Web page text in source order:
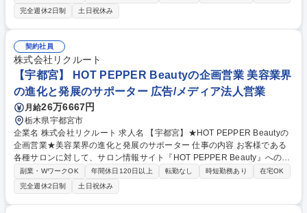
食店に対して『ホットペッパーグルメ』の活用提案を中心とした、集客や
業務・経営支援の企画提案をお任せします。市場を広げる「新規顧客開
拓」に専念する部署への配属を予定しています。 ■変更の範囲：顧客接点
職の業務一切 募集職種 ★8/26(水)1day選考会＠オンライン/HOT PEPPER
グルメの営業/※札幌
完全週休2日制
土日祝休み
契約社員
株式会社リクルート
【宇都宮】 HOT PEPPER Beautyの企画営業 美容業界
の進化と発展のサポーター 広告/メディア法人営業
月給26万6667円
栃木県宇都宮市
企業名 株式会社リクルート 求人名 【宇都宮】★HOT PEPPER Beautyの
企画営業★美容業界の進化と発展のサポーター 仕事の内容 お客様である
各種サロンに対して、サロン情報サイト『HOT PEPPER Beauty』への掲
載などを通して、業界や担当地域のトレンドを把握し、クライアントの課
題に対して具体的な解決策を提案していただきます。 各種美容系サロンク
ライアントへ新規・既存営業をお任せします。ただサービスを売るのでは
なく、店舗集客UPの課題解決提案を行います。より効果のある記事提案/
副業・WワークOK 年間休日120日以上 転勤なし 時短勤務あり
在宅OK
完全週休2日制
土日祝休み